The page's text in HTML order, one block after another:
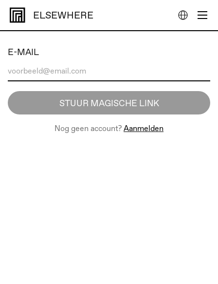
ELSEWHERE
E-MAIL
STUUR MAGISCHE LINK
Nog geen account?Aanmelden